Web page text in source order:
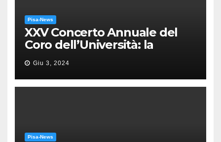
Pisa-News
XXV Concerto Annuale del
Coro dell’Università: la
“Messa in gloria” di Giacomo
Puccini
Giu 3, 2024
Pisa-News